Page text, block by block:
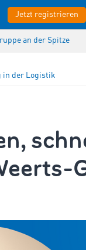
Jetzt registrieren
an der Spitze
in der Logistik